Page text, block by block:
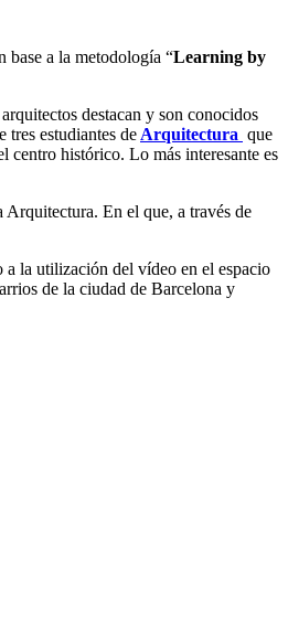
base a la metodología “Learning by
destacan y son conocidos
tres estudiantes de Arquitectura que
centro histórico. Lo más interesante es
En el que, a través de
la utilización del vídeo en el espacio
de la ciudad de Barcelona y